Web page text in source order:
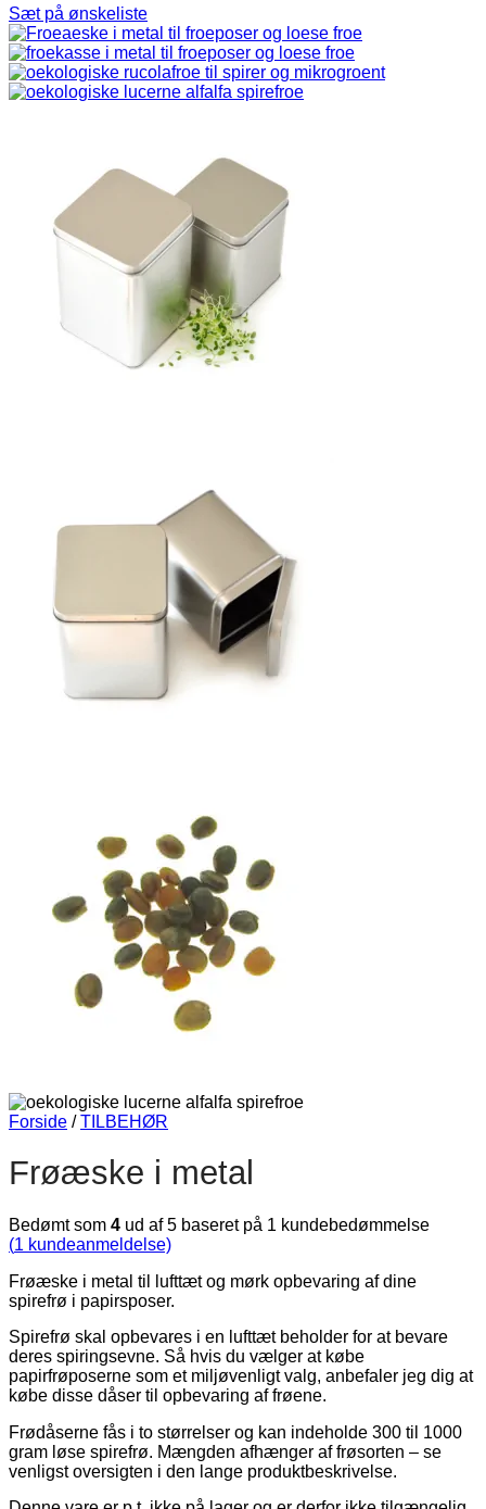
Sæt på ønskeliste
Forside / TILBEHØR
Frøæske i metal
Bedømt som 4 ud af 5 baseret på 1 kundebedømmelse
(1 kundeanmeldelse)
Frøæske i metal til lufttæt og mørk opbevaring af dine
spirefrø i papirsposer.
Spirefrø skal opbevares i en lufttæt beholder for at bevare
deres spiringsevne. Så hvis du vælger at købe
papirfrøposerne som et miljøvenligt valg, anbefaler jeg dig at
købe disse dåser til opbevaring af frøene.
Frødåserne fås i to størrelser og kan indeholde 300 til 1000
gram løse spirefrø. Mængden afhænger af frøsorten – se
venligst oversigten i den lange produktbeskrivelse.
Denne vare er p.t. ikke på lager og er derfor ikke tilgængelig.